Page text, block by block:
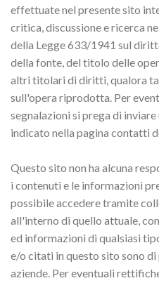
effettuate nel presente sito
critica, discussione e ricerca
della Legge 633/1941 sul
della fonte, del titolo delle
altri titolari di diritti, qualora
sull'opera riprodotta. Per
segnalazioni si prega di
indicato nella pagina contatti
Questo sito non ha alcuna
i contenuti e le informazioni
possibile accedere tramite
all'interno di quello attuale,
ed informazioni di qualsiasi
e/o citati in questo sito sono
aziende. Per eventuali